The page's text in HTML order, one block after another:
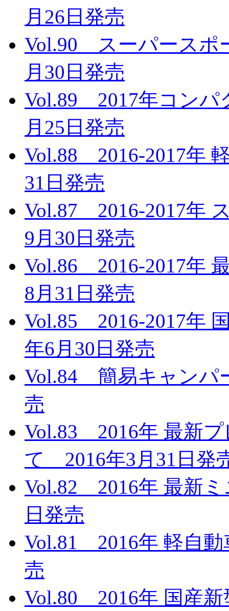
月26日発売
Vol.90 スーパースポ
月30日発売
Vol.89 2017年コンパ
月25日発売
Vol.88 2016-2017年
31日発売
Vol.87 2016-2017年
9月30日発売
Vol.86 2016-2017年
8月31日発売
Vol.85 2016-2017年
年6月30日発売
Vol.84 簡易キャンパ
売
Vol.83 2016年 最新
て 2016年3月31日発
Vol.82 2016年 最新
日発売
Vol.81 2016年 軽自
売
Vol.80 2016年 国産